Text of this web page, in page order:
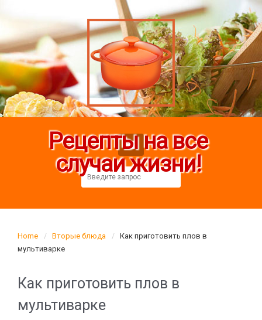
Рецепты на все
случаи жизни!
Home Вторые блюда
Как приготовить плов в
мультиварке
Как приготовить плов в
мультиварке